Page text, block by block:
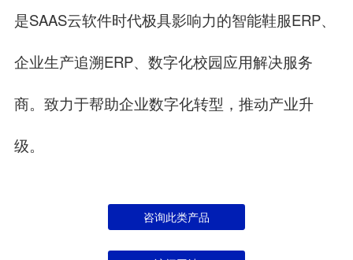
是SAAS云软件时代极具影响力的智能鞋服ERP、
企业生产追溯ERP、数字化校园应用解决服务
商。致力于帮助企业数字化转型，推动产业升
级。
咨询此类产品